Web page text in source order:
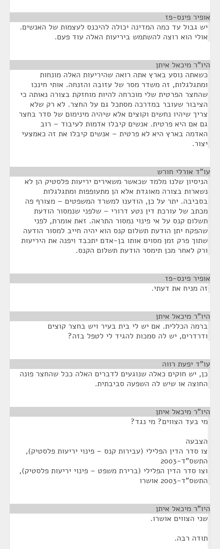
אופיר פינס-פז
יש גבול עד כמה המדינה יכולה להיכנס לעצמות של האנשים.
אולי הוא רוצה להשתמש ביריעות האלה עוד פעם.
היו"ר מיכאל איתן
כשאתה נוסע בארץ אתה רואה שהיריעות האלה מונחות
ומתגלגלות, זה משדר מסר של עזובה והזנחה. אותי חינכו
שהחצר הפרטית שלי מוכרחה להיות מוחזקת בצורה נאותה כי
הציבור שעובר במדרכה מסתכל גם על החצר. לא רק שלא
צריך שיהיו נחשים וקוצים אלא שיהיה מינימום של סדר בחצר
גם אם היא פרטית. אנשים קיבלו אדמות לעיבוד – רוב
האדמה בארץ היא לא פרטית – אנשים קיבלו את זה כאמצעי
יצור.
עו"ד אורלי חורש
הניסיון שלנו מלמד שכאשר משאירים יריעות פלסטיק הן לא
נשארות בצורה מאוגדת אלא הן מתעופפות ומתגלגלות
בסביבה. יתר על כן, הודענו למשרד המשפטים – מצורף פה
מכתב של עורכת דין נטע דרורי – שלפני שנמסור הודעת
תשלום קנס על אי פינוי נמסור התראה. זאת אומרת, לפני
שהפקח יתן הודעת תשלום קנס הוא יהיה חייב למסור הודעה
שתוך פרק זמן מסוים אותו בן-אדם יתכבד ויפנה את היריעות
ורק לאחר מכן תימסר הודעת תשלום הקנס.
אופיר פינס-פז
זה מניח את דעתי.
היו"ר מיכאל איתן
ברמה הכללית. אם יש לי בית בעיר ויש בחצר קוצים
ודרדרים, יש לה סמכות להגיד לי לטפל בזה?
עו"ד יפעת רווה
כן, יש חוקים כאלה שנוגעים לדברים האלה ככל שהחצר פונה
החוצה או שיש לה השפעה סביבתית.
היו"ר מיכאל איתן
מי בעד הצווים? מי נגד?
הצבעה
צו סדר הדין הפלילי (עבירות קנס – פינוי יריעות פלסטיק),
התשס"ד-‏2003
וצו סדר הדין הפלילי (ברירת משפט – פינוי יריעות פלסטיק),
התשס"ד-2003 אושרו
היו"ר מיכאל איתן
שני הצווים אושרו.
תודה רבה.